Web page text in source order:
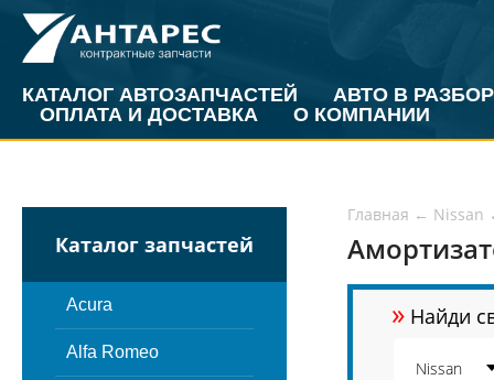
КАТАЛОГ АВТОЗАПЧАСТЕЙ
АВТО В РАЗБОР
ОПЛАТА И ДОСТАВКА
О КОМПАНИИ
Каталог запчастей
Acura
Alfa Romeo
Главная ← Nissan
» Найди